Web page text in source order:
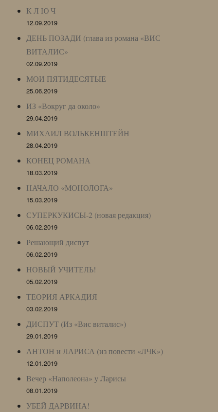
К Л Ю Ч
12.09.2019
ДЕНЬ ПОЗАДИ (глава из романа «ВИС
ВИТАЛИС»
02.09.2019
МОИ ПЯТИДЕСЯТЫЕ
25.06.2019
ИЗ «Вокруг да около»
29.04.2019
МИХАИЛ ВОЛЬКЕНШТЕЙН
28.04.2019
КОНЕЦ РОМАНА
18.03.2019
НАЧАЛО «МОНОЛОГА»
15.03.2019
СУПЕРКУКИСЫ-2 (новая редакция)
06.02.2019
Решающий диспут
06.02.2019
НОВЫЙ УЧИТЕЛЬ!
05.02.2019
ТЕОРИЯ АРКАДИЯ
03.02.2019
ДИСПУТ (Из «Вис виталис»)
29.01.2019
АНТОН и ЛАРИСА (из повести «ЛЧК»)
12.01.2019
Вечер «Наполеона» у Ларисы
08.01.2019
УБЕЙ ДАРВИНА!